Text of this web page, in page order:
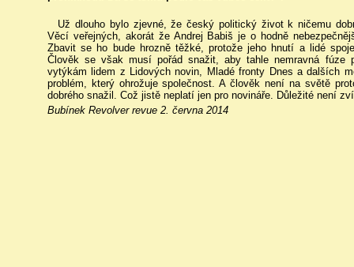
Už dlouho bylo zjevné, že český politický život k ničemu
Věcí veřejných, akorát že Andrej Babiš je o hodně
Zbavit se ho bude hrozně těžké, protože jeho hnutí a lidé
Člověk se však musí pořád snažit, aby tahle nemravná
vytýkám lidem z Lidových novin, Mladé fronty Dnes a dalších
problém, který ohrožuje společnost. A člověk není na světě
dobrého snažil. Což jistě neplatí jen pro novináře. Důležité není
Bubínek Revolver revue 2. června 2014